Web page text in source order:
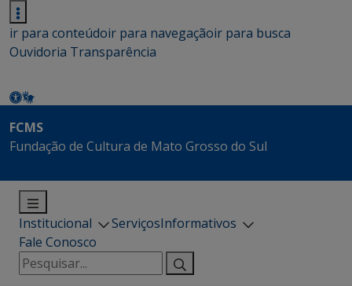
ir para conteúdoir para navegaçãoir para busca
Ouvidoria Transparência
FCMS
Fundação de Cultura de Mato Grosso do Sul
Institucional ServiçosInformativos
Fale Conosco
Pesquisar
por: